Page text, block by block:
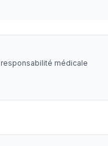
médicale